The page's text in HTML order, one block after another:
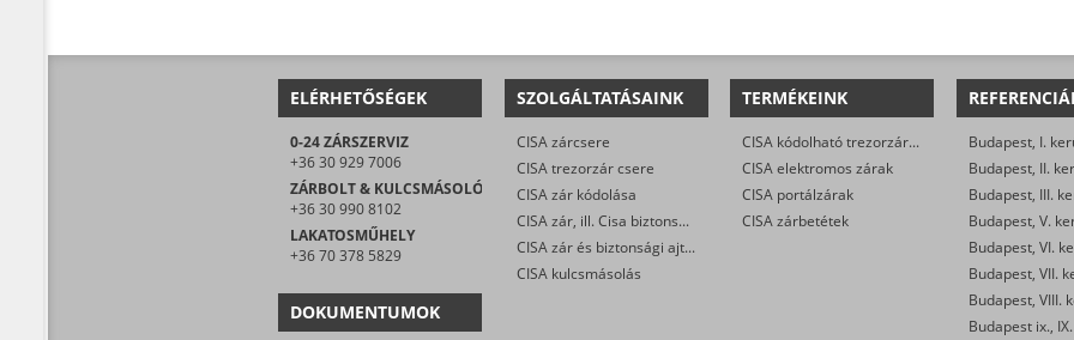
ELÉRHETŐSÉGEK
0-24 ZÁRSZERVIZ
+36 30 929 7006
ZÁRBOLT & KULCSMÁSOLÓ
+36 30 990 8102
LAKATOSMŰHELY
+36 70 378 5829
DOKUMENTUMOK
SZOLGÁLTATÁSAINK
CISA zárcsere
CISA trezorzár csere
CISA zár kódolása
CISA zár, ill. Cisa biztonsági ajtó nyitása
CISA zár és biztonsági ajtó javítása/karbantartása
CISA kulcsmásolás
TERMÉKEINK
CISA kódolható trezorzárak
CISA elektromos zárak
CISA portálzárak
CISA zárbetétek
Budapest, I.
Budapest, II.
Budapest, III.
Budapest, V.
Budapest, VI.
Budapest, VII.
Budapest, VIII.
Budapest ix.,